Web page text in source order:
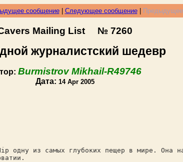
сообщение| Следующее сообщение| Предыдущее
Mailing List № 7260
журналистский шедевр
Burmistrov Mikhail-R49746
Дата: 14 Apr 2005
одну из самых глубоких пещер в мире. Она